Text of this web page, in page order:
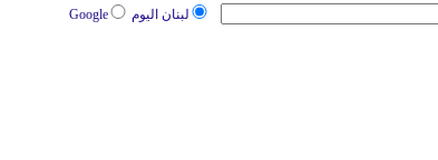
لبنان اليوم Google